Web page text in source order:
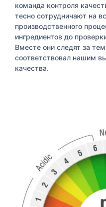
команда контроля
тесно сотрудничают на
производственного
ингредиентов до
Вместе они следят за
соответствовал нашим
качества.